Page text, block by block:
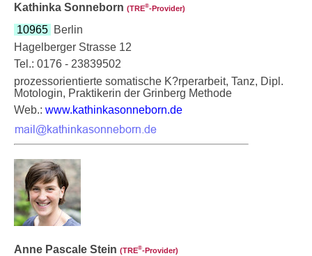
Kathinka Sonneborn (TRE®‑Provider)
10965 Berlin
Hagelberger Strasse 12
Tel.: 0176 - 23839502
prozessorientierte somatische K?rperarbeit, Tanz, Dipl.
Motologin, Praktikerin der Grinberg Methode
Web.: www.kathinkasonneborn.de
Anne Pascale Stein (TRE®‑Provider)